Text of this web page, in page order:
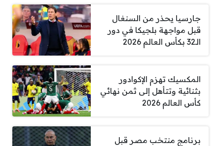
جارسيا يحذر من السنغال
قبل مواجهة بلجيكا في دور
الـ32 بكأس العالم 2026
المكسيك تهزم الإكوادور
بثنائية وتتأهل إلى ثمن نهائي
كأس العالم 2026
برنامج منتخب مصر قبل